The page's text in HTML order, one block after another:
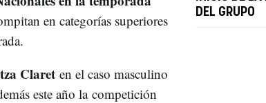
en categorías superiores
Clareten el caso masculino
este año la competición
DEL GRUPO